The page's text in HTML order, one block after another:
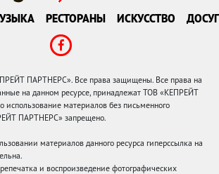
РЕСТОРАНЫ ИСКУССТВО ДОСУГ
ПАРТНЕРС». Все права защищены. Все права на
на данном ресурсе, принадлежат ТОВ «КЕПРЕЙТ
материалов без письменного
ПАРТНЕРС» запрещено.
материалов данного ресурса гиперссылка на
и воспроизведение фотографических